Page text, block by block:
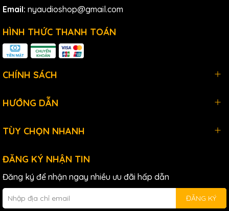
4. Thời lượng pin lâu dài
ShureULXD2/KSM9 được trang bị pin lithium-ion có thể sạc
lại, cung cấp thời lượng sử dụng lên đến 11 giờ liên tục. Điều
này giúp người dùng yên tâm sử dụng mà không lo lắng về
Email: nyaudioshop@gmail.com
HÌNH THỨC THANH TOÁN
CHÍNH SÁCH
HƯỚNG DẪN
TÙY CHỌN NHANH
ĐĂNG KÝ NHẬN TIN
Đăng ký để nhận ngay nhiều ưu đãi hấp dẫn
ĐĂNG KÝ